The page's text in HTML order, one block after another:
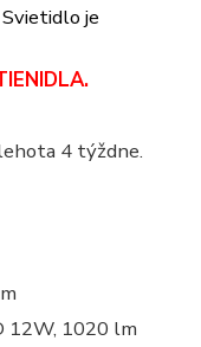
Svietidlo je
4 týždne.
12W, 1020 lm